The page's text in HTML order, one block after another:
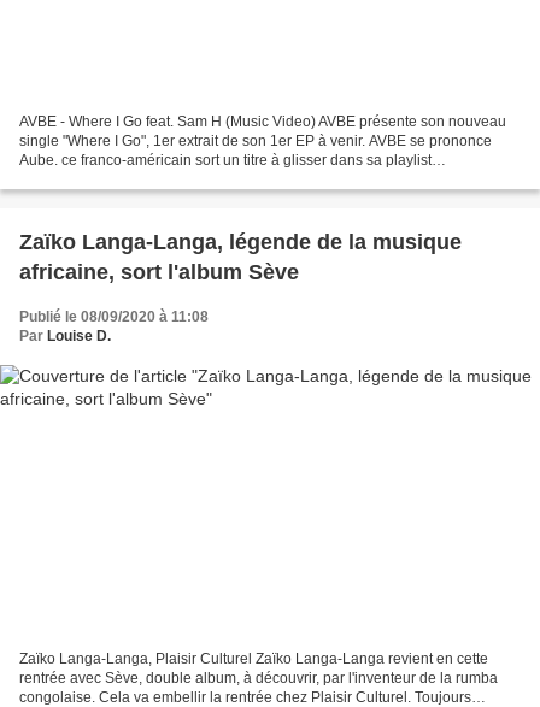
AVBE - Where I Go feat. Sam H (Music Video) AVBE présente son nouveau
single "Where I Go", 1er extrait de son 1er EP à venir. AVBE se prononce
Aube. ce franco-américain sort un titre à glisser dans sa playlist
Zaïko Langa-Langa, légende de la musique
africaine, sort l'album Sève
Publié le 08/09/2020 à 11:08
Par Louise D.
Zaïko Langa-Langa, Plaisir Culturel Zaïko Langa-Langa revient en cette
rentrée avec Sève, double album, à découvrir, par l'inventeur de la rumba
congolaise. Cela va embellir la rentrée chez Plaisir Culturel. Toujours